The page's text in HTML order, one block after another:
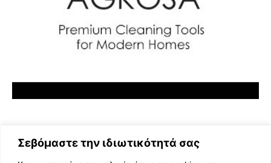
Σεβόμαστε την ιδιωτικότητά σας